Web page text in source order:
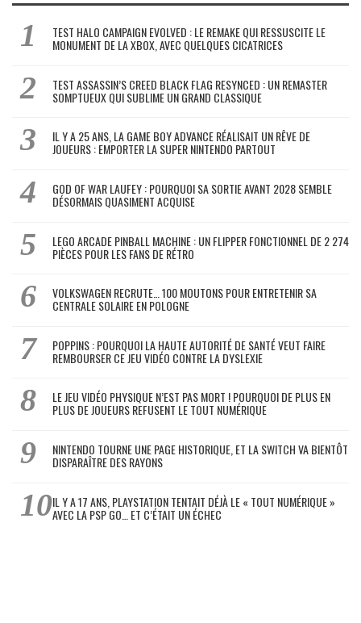
TEST HALO CAMPAIGN EVOLVED : LE REMAKE QUI RESSUSCITE LE
MONUMENT DE LA XBOX, AVEC QUELQUES CICATRICES
TEST ASSASSIN’S CREED BLACK FLAG RESYNCED : UN REMASTER
SOMPTUEUX QUI SUBLIME UN GRAND CLASSIQUE
IL Y A 25 ANS, LA GAME BOY ADVANCE RÉALISAIT UN RÊVE DE
JOUEURS : EMPORTER LA SUPER NINTENDO PARTOUT
GOD OF WAR LAUFEY : POURQUOI SA SORTIE AVANT 2028 SEMBLE
DÉSORMAIS QUASIMENT ACQUISE
LEGO ARCADE PINBALL MACHINE : UN FLIPPER FONCTIONNEL DE 2 274
PIÈCES POUR LES FANS DE RÉTRO
VOLKSWAGEN RECRUTE… 100 MOUTONS POUR ENTRETENIR SA
CENTRALE SOLAIRE EN POLOGNE
POPPINS : POURQUOI LA HAUTE AUTORITÉ DE SANTÉ VEUT FAIRE
REMBOURSER CE JEU VIDÉO CONTRE LA DYSLEXIE
LE JEU VIDÉO PHYSIQUE N’EST PAS MORT ! POURQUOI DE PLUS EN
PLUS DE JOUEURS REFUSENT LE TOUT NUMÉRIQUE
NINTENDO TOURNE UNE PAGE HISTORIQUE, ET LA SWITCH VA BIENTÔT
DISPARAÎTRE DES RAYONS
IL Y A 17 ANS, PLAYSTATION TENTAIT DÉJÀ LE « TOUT NUMÉRIQUE »
AVEC LA PSP GO… ET C’ÉTAIT UN ÉCHEC